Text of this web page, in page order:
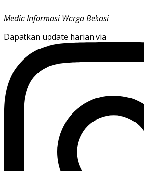
Media Informasi Warga Bekasi
Dapatkan update harian via